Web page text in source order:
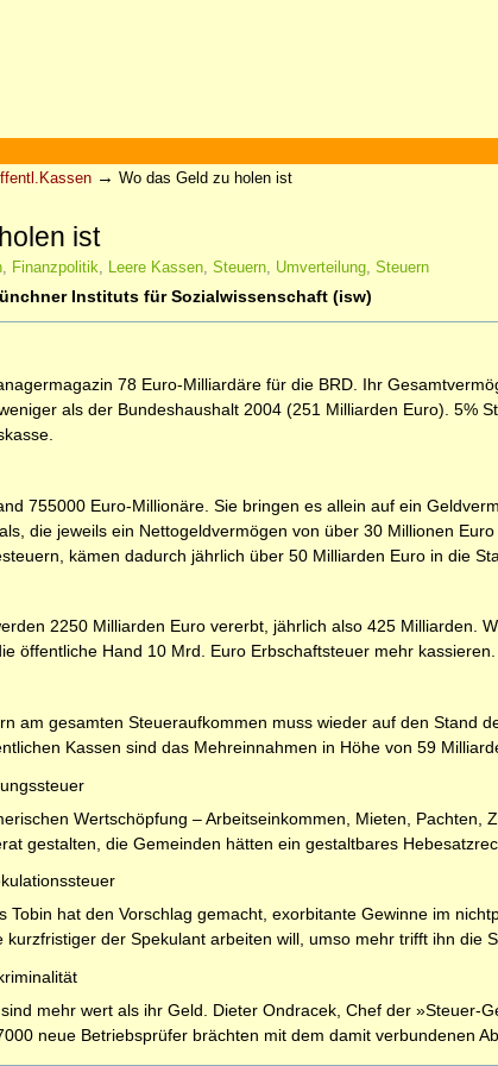
→ Wo das Geld zu holen ist
ist
, Finanzpolitik, Leere Kassen, Steuern, Umverteilung, Steuern
Instituts für Sozialwissenschaft (isw)
78 Euro-Milliardäre für die BRD. Ihr
als der Bundeshaushalt 2004 (251 Milliarden Euro). 5%
755000 Euro-Millionäre. Sie bringen es allein auf ein
die jeweils ein Nettogeldvermögen von über 30 Millionen
kämen dadurch jährlich über 50 Milliarden Euro in die
2250 Milliarden Euro vererbt, jährlich also 425 Milliarden.
öffentliche Hand 10 Mrd. Euro Erbschaftsteuer mehr kassieren.
am gesamten Steueraufkommen muss wieder auf den Stand
Kassen sind das Mehreinnahmen in Höhe von 59
Wertschöpfung – Arbeitseinkommen, Mieten,
gestalten, die Gemeinden hätten ein gestaltbares
Tobin hat den Vorschlag gemacht, exorbitante Gewinne im
der Spekulant arbeiten will, umso mehr trifft ihn die
mehr wert als ihr Geld. Dieter Ondracek, Chef der »Steuer-
neue Betriebsprüfer brächten mit dem damit verbundenen